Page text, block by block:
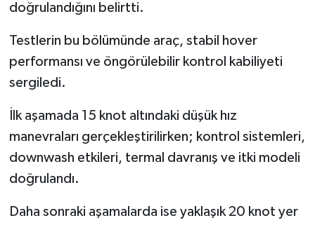
doğrulandığını belirtti.
Testlerin bu bölümünde araç, stabil hover
performansı ve öngörülebilir kontrol kabiliyeti
sergiledi.
İlk aşamada 15 knot altındaki düşük hız
manevraları gerçekleştirilirken; kontrol sistemleri,
downwash etkileri, termal davranış ve itki modeli
doğrulandı.
Daha sonraki aşamalarda ise yaklaşık 20 knot yer